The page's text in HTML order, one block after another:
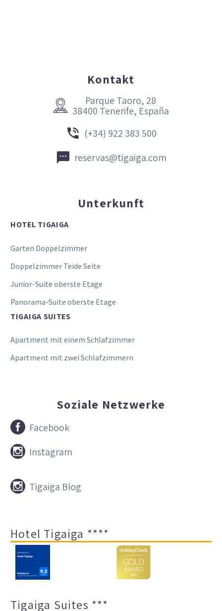
Kontakt


Parque Taoro, 28
38400 Tenerife, España

 (+34) 922 383 500

 reservas@tigaiga.com
Unterkunft
HOTEL TIGAIGA
Garten Doppelzimmer
Doppelzimmer Teide Seite
Junior-Suite oberste Etage
Panorama-Suite oberste Etage
TIGAIGA SUITES
Apartment mit einem Schlafzimmer
Apartment mit zwei Schlafzimmern
Soziale Netzwerke

 Facebook

 Instagram

 Tigaiga Blog
Hotel Tigaiga ****
Tigaiga Suites ***